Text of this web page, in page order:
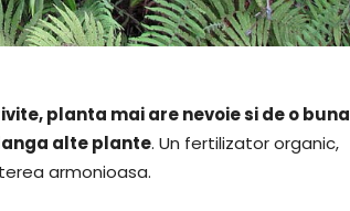
planta mai are nevoie si de o buna
alte plante. Un fertilizator organic,
armonioasa.